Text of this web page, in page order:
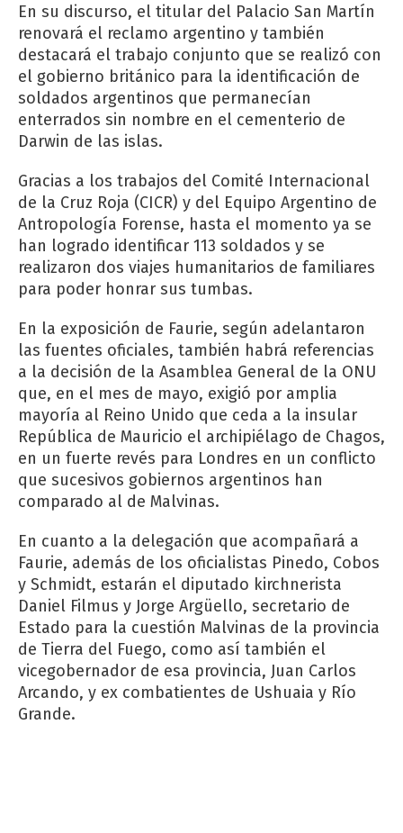
En su discurso, el titular del Palacio San Martín
renovará el reclamo argentino y también
destacará el trabajo conjunto que se realizó con
el gobierno británico para la identificación de
soldados argentinos que permanecían
enterrados sin nombre en el cementerio de
Darwin de las islas.
Gracias a los trabajos del Comité Internacional
de la Cruz Roja (CICR) y del Equipo Argentino de
Antropología Forense, hasta el momento ya se
han logrado identificar 113 soldados y se
realizaron dos viajes humanitarios de familiares
para poder honrar sus tumbas.
En la exposición de Faurie, según adelantaron
las fuentes oficiales, también habrá referencias
a la decisión de la Asamblea General de la ONU
que, en el mes de mayo, exigió por amplia
mayoría al Reino Unido que ceda a la insular
República de Mauricio el archipiélago de Chagos,
en un fuerte revés para Londres en un conflicto
que sucesivos gobiernos argentinos han
comparado al de Malvinas.
En cuanto a la delegación que acompañará a
Faurie, además de los oficialistas Pinedo, Cobos
y Schmidt, estarán el diputado kirchnerista
Daniel Filmus y Jorge Argüello, secretario de
Estado para la cuestión Malvinas de la provincia
de Tierra del Fuego, como así también el
vicegobernador de esa provincia, Juan Carlos
Arcando, y ex combatientes de Ushuaia y Río
Grande.